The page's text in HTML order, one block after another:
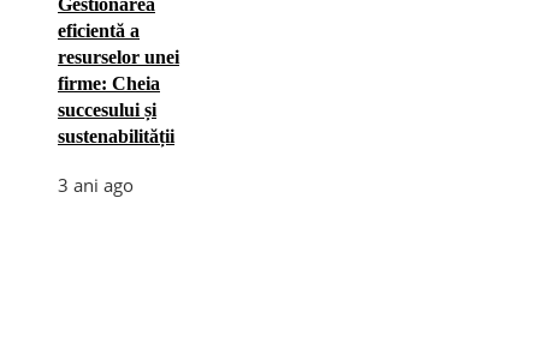
eficientă a
resurselor unei
firme: Cheia
succesului și
sustenabilității
3 ani ago